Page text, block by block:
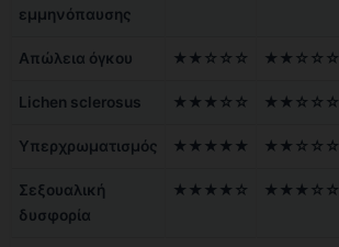
εμμηνόπαυσης
Απώλεια όγκου ★★☆☆☆ ★★☆☆☆
Lichen sclerosus ★★★☆☆ ★★☆☆☆
Υπερχρωματισμός ★★★★★ ★★☆☆☆
Σεξουαλική
δυσφορία
★★★★☆ ★★★☆☆